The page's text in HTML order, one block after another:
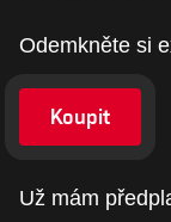
Odemkněte si
Koupit
Už mám